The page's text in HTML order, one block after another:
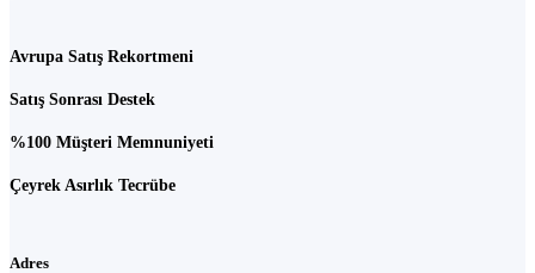
Avrupa Satış Rekortmeni
Satış Sonrası Destek
%100 Müşteri Memnuniyeti
Çeyrek Asırlık Tecrübe
Adres